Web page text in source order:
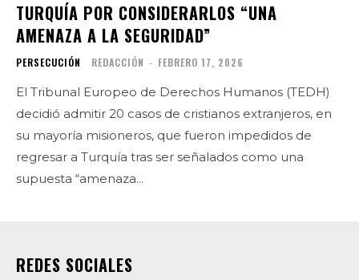
TURQUÍA POR CONSIDERARLOS “UNA
AMENAZA A LA SEGURIDAD”
PERSECUCIÓN REDACCIÓN - FEBRERO 17, 2026
El Tribunal Europeo de Derechos Humanos (TEDH)
decidió admitir 20 casos de cristianos extranjeros, en
su mayoría misioneros, que fueron impedidos de
regresar a Turquía tras ser señalados como una
supuesta “amenaza...
REDES SOCIALES